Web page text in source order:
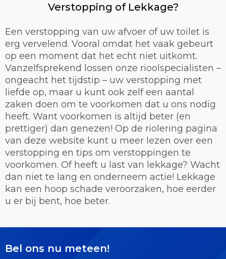
Verstopping of Lekkage?
Een verstopping van uw afvoer of uw toilet is
erg vervelend. Vooral omdat het vaak gebeurt
op een moment dat het echt niet uitkomt.
Vanzelfsprekend lossen onze rioolspecialisten –
ongeacht het tijdstip – uw verstopping met
liefde op, maar u kunt ook zelf een aantal
zaken doen om te voorkomen dat u ons nodig
heeft. Want voorkomen is altijd beter (en
prettiger) dan genezen! Op de riolering pagina
van deze website kunt u meer lezen over een
verstopping en tips om verstoppingen te
voorkomen. Of heeft u last van lekkage? Wacht
dan niet te lang en onderneem actie! Lekkage
kan een hoop schade veroorzaken, hoe eerder
u er bij bent, hoe beter.
Bel ons nu meteen!